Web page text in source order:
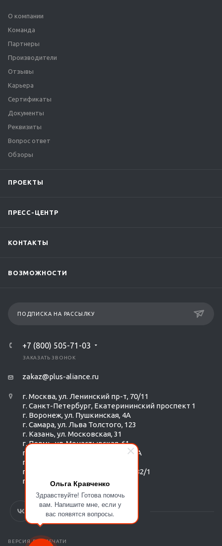
Ольга Кравченко
Здравствуйте! Готова помочь
вам. Напишите мне, если у
вас появятся вопросы.
О компании
Команда
Партнеры
Производители
Отзывы
Карьера
Сертификаты
Документы
Реквизиты
Вопрос ответ
Обзоры
ПРОЕКТЫ
ПРЕСС-ЦЕНТР
КОНТАКТЫ
ВОЗМОЖНОСТИ
ПОДПИСКА НА РАССЫЛКУ
+7 (800) 505-71-03
ЗАКАЗАТЬ ЗВОНОК
zakaz@plus-aliance.ru
г. Москва, ул. Ленинский пр-т, 70/11
г. Санкт-Петербург, Екатерининский проспект 1
г. Воронеж, ул. Пушкинская, 4А
г. Самара, ул. Льва Толстого, 123
г. Казань, ул. Московская, 31
г. Пермь, ул. Монастырская, 61
г. Екатеринбург, ул. Радищева 6А
г. Тюмень, ул. Республики 252/6
г. Новосибирск, Красный пр-т, 182/1
г. Омск, ул. ​Гагарина, 14
ВЕРСИЯ ДЛЯ ПЕЧАТИ